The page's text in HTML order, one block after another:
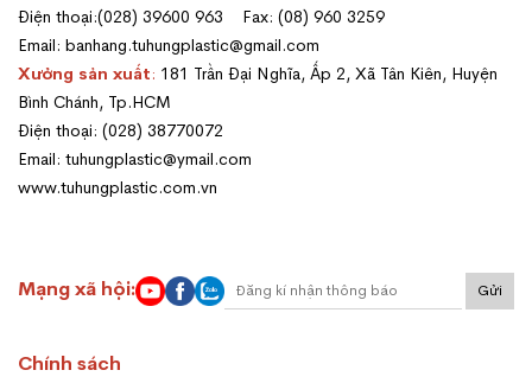
Điện thoại:(028) 39600 963 Fax: (08) 960 3259
Email: banhang.tuhungplastic@gmail.com
Xưởng sản xuất: 181 Trần Đại Nghĩa, Ấp 2, Xã Tân Kiên, Huyện
Bình Chánh, Tp.HCM
Điện thoại: (028) 38770072
Email: tuhungplastic@ymail.com
www.tuhungplastic.com.vn
Mạng xã hội: Gửi
Chính sách